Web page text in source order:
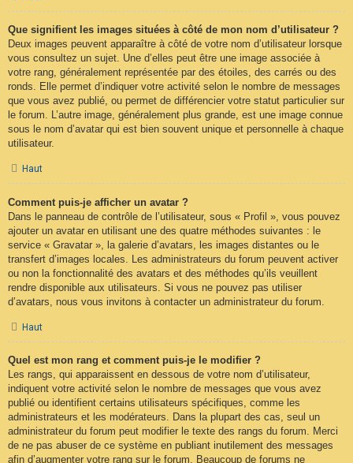
Que signifient les images situées à côté de mon nom d’utilisateur ?
Deux images peuvent apparaître à côté de votre nom d’utilisateur lorsque
vous consultez un sujet. Une d’elles peut être une image associée à
votre rang, généralement représentée par des étoiles, des carrés ou des
ronds. Elle permet d’indiquer votre activité selon le nombre de messages
que vous avez publié, ou permet de différencier votre statut particulier sur
le forum. L’autre image, généralement plus grande, est une image connue
sous le nom d’avatar qui est bien souvent unique et personnelle à chaque
utilisateur.
Haut
Comment puis-je afficher un avatar ?
Dans le panneau de contrôle de l’utilisateur, sous « Profil », vous pouvez
ajouter un avatar en utilisant une des quatre méthodes suivantes : le
service « Gravatar », la galerie d’avatars, les images distantes ou le
transfert d’images locales. Les administrateurs du forum peuvent activer
ou non la fonctionnalité des avatars et des méthodes qu’ils veuillent
rendre disponible aux utilisateurs. Si vous ne pouvez pas utiliser
d’avatars, nous vous invitons à contacter un administrateur du forum.
Haut
Quel est mon rang et comment puis-je le modifier ?
Les rangs, qui apparaissent en dessous de votre nom d’utilisateur,
indiquent votre activité selon le nombre de messages que vous avez
publié ou identifient certains utilisateurs spécifiques, comme les
administrateurs et les modérateurs. Dans la plupart des cas, seul un
administrateur du forum peut modifier le texte des rangs du forum. Merci
de ne pas abuser de ce système en publiant inutilement des messages
afin d’augmenter votre rang sur le forum. Beaucoup de forums ne